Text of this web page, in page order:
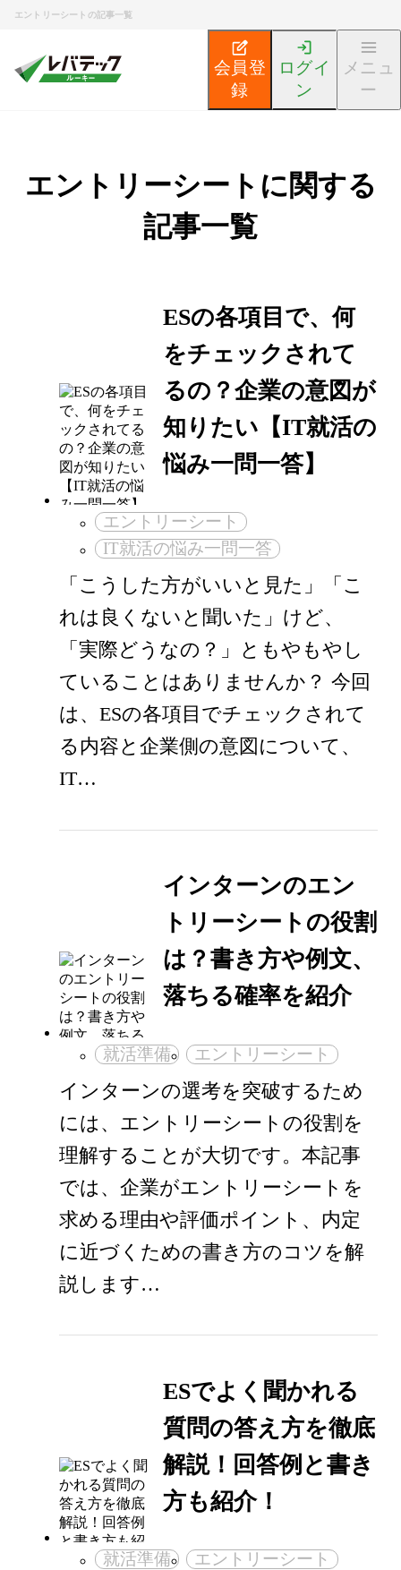
エントリーシートの記事一覧
会員登
録
ログイ
ン
メニュ
ー
エントリーシートに関する
記事一覧
ESの各項目で、何
をチェックされて
るの？企業の意図が
知りたい【IT就活の
悩み一問一答】
エントリーシート
IT就活の悩み一問一答
「こうした方がいいと見た」「こ
れは良くないと聞いた」けど、
「実際どうなの？」ともやもやし
ていることはありませんか？ 今回
は、ESの各項目でチェックされて
る内容と企業側の意図について、
IT…
インターンのエン
トリーシートの役割
は？書き方や例文、
落ちる確率を紹介
就活準備 エントリーシート
インターンの選考を突破するため
には、エントリーシートの役割を
理解することが大切です。本記事
では、企業がエントリーシートを
求める理由や評価ポイント、内定
に近づくための書き方のコツを解
説します…
ESでよく聞かれる
質問の答え方を徹底
解説！回答例と書き
方も紹介！
就活準備 エントリーシート